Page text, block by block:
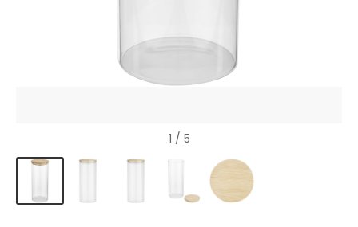
1 / 5